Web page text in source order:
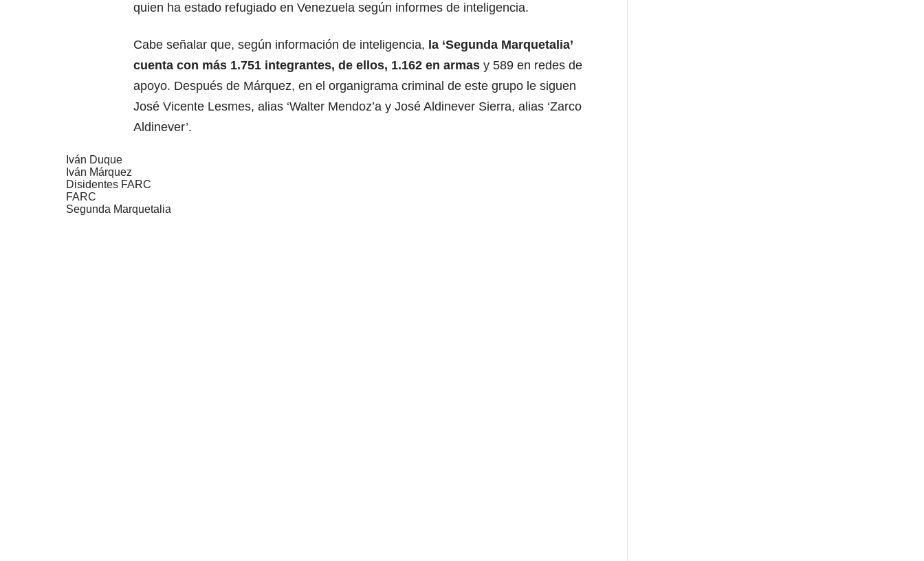
quien ha estado refugiado en Venezuela según informes de inteligencia.
Cabe señalar que, según información de inteligencia, la ‘Segunda Marquetalia’
cuenta con más 1.751 integrantes, de ellos, 1.162 en armas y 589 en redes de
apoyo. Después de Márquez, en el organigrama criminal de este grupo le siguen
José Vicente Lesmes, alias ‘Walter Mendoz’a y José Aldinever Sierra, alias ‘Zarco
Aldinever’.
Iván Duque
Iván Márquez
Disidentes FARC
FARC
Segunda Marquetalia